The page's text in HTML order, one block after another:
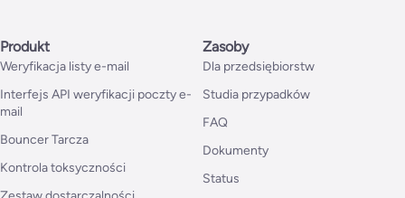
Produkt
Weryfikacja listy e-mail
Interfejs API weryfikacji poczty e-
mail
Bouncer Tarcza
Kontrola toksyczności
Zasoby
Dla przedsiębiorstw
Studia przypadków
FAQ
Dokumenty
Status